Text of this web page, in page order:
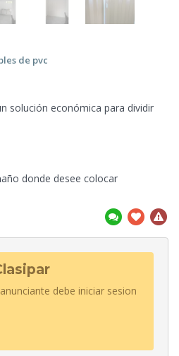
de pvc
solución económica para dividir
donde desee colocar
debe iniciar sesion